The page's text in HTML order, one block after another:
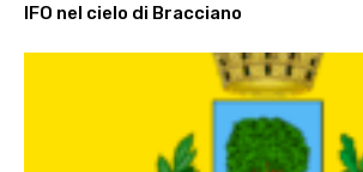
IFO nel cielo di Bracciano